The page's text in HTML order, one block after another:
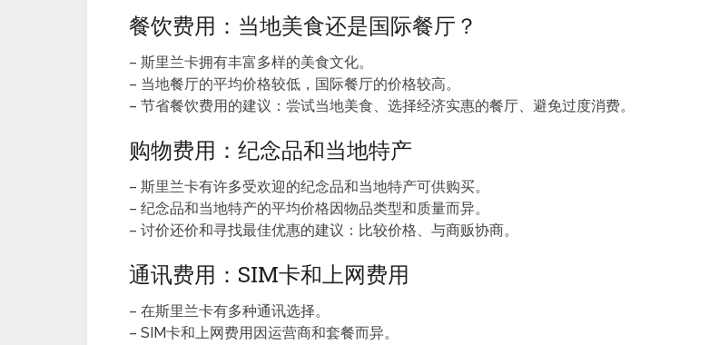
餐饮费用：当地美食还是国际餐厅？
– 斯里兰卡拥有丰富多样的美食文化。
– 当地餐厅的平均价格较低，国际餐厅的价格较高。
– 节省餐饮费用的建议：尝试当地美食、选择经济实惠的餐厅、避免过度消费。
购物费用：纪念品和当地特产
– 斯里兰卡有许多受欢迎的纪念品和当地特产可供购买。
– 纪念品和当地特产的平均价格因物品类型和质量而异。
– 讨价还价和寻找最佳优惠的建议：比较价格、与商贩协商。
通讯费用：SIM卡和上网费用
– 在斯里兰卡有多种通讯选择。
– SIM卡和上网费用因运营商和套餐而异。